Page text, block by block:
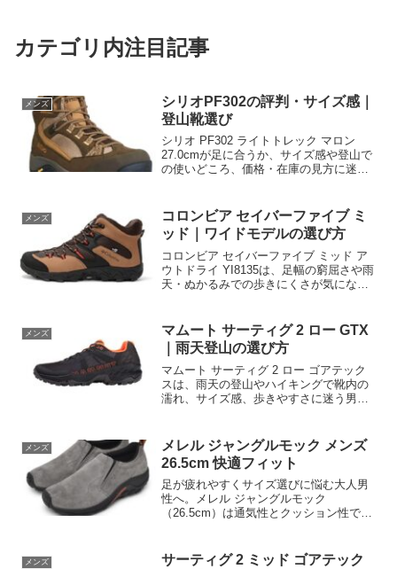
カテゴリ内注目記事
メンズ
シリオPF302の評判・サイズ感｜
登山靴選び
シリオ PF302 ライトトレック マロン
27.0cmが足に合うか、サイズ感や登山で
の使いどころ、価格・在庫の見方に迷う
分に合う登山靴を選び、最新価格をチェ
ックして納得の一足を購入しましょう。
メンズ
コロンビア セイバーファイブ ミ
ッド｜ワイドモデルの選び方
コロンビア セイバーファイブ ミッド ア
ウトドライ YI8135は、足幅の窮屈さや雨
天・ぬかるみでの歩きにくさが気になる
様を整理し、サイズ選びと購入前の確認
点を解説します。自分の足と行動距離に
合うかを確認して選びましょう。
メンズ
マムート サーティグ 2 ロー GTX
｜雨天登山の選び方
マムート サーティグ 2 ロー ゴアテック
スは、雨天の登山やハイキングで靴内の
濡れ、サイズ感、歩きやすさに迷う男性
用途別の選び方、購入前に確認したい価
格・在庫を整理。自分の足と行動に合う
か確認して選びましょう。
メンズ
メレル ジャングルモック メンズ
26.5cm 快適フィット
足が疲れやすくサイズ選びに悩む大人男
性へ。メレル ジャングルモック
（26.5cm）は通気性とクッション性で原
な一足を確認してください。
メンズ
サーティグ 2 ミッド ゴアテック